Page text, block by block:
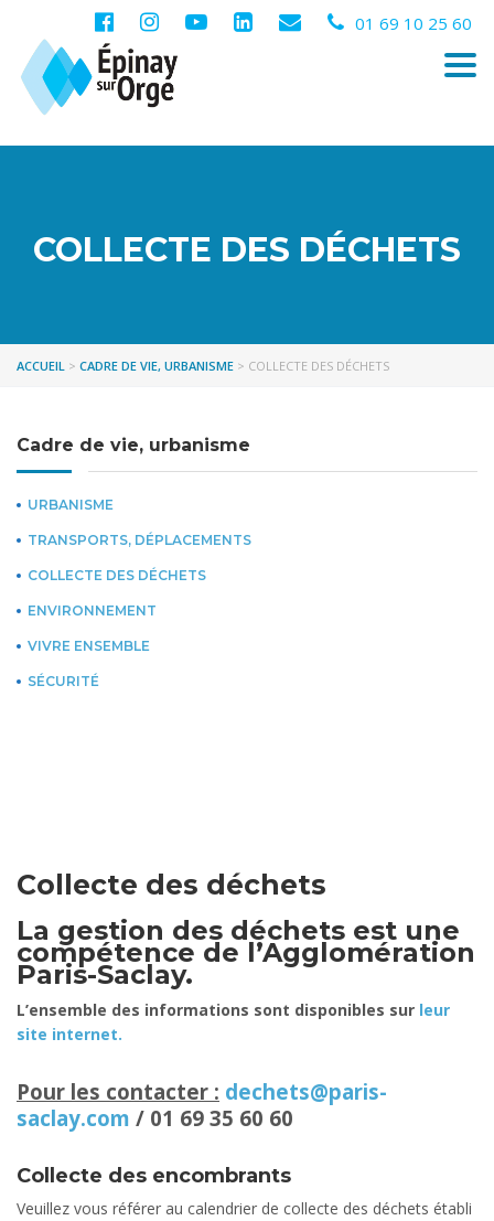
01 69 10 25 60
COLLECTE DES DÉCHETS
ACCUEIL > CADRE DE VIE, URBANISME > COLLECTE DES DÉCHETS
Cadre de vie, urbanisme
URBANISME
TRANSPORTS, DÉPLACEMENTS
COLLECTE DES DÉCHETS
ENVIRONNEMENT
VIVRE ENSEMBLE
SÉCURITÉ
Collecte des déchets
La gestion des déchets est une
compétence de l’Agglomération
Paris-Saclay.
L’ensemble des informations sont disponibles sur leur
site internet.
Pour les contacter : dechets@paris-
saclay.com / 01 69 35 60 60
Collecte des encombrants
Veuillez vous référer au calendrier de collecte des déchets établi